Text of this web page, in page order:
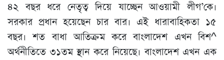
৪২ বছর ধরে নেতৃত্ব দিয়ে যাচ্ছেন আওয়ামী লীগ’কে।
সরকার প্রধান হয়েছেন চার বার। এই ধারাবাহিকতা ১৫
বছর। শত বাধা আতিক্রম করে বাংলাদেশ এখন বিশ^
অর্থনীতিতে ৩১তম স্থান করে নিয়েছে। বাংলাদেশ এখন এক